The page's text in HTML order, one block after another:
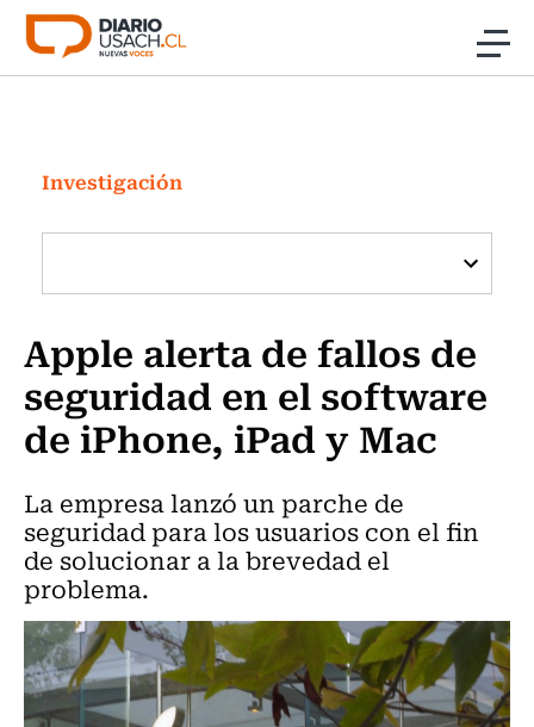
Click acá para ir directamente al contenido
Investigación
Cultura
Programas Radio y TV Usach
Investigación
Apple alerta de fallos de
seguridad en el software
de iPhone, iPad y Mac
La empresa lanzó un parche de
seguridad para los usuarios con el fin
de solucionar a la brevedad el
problema.